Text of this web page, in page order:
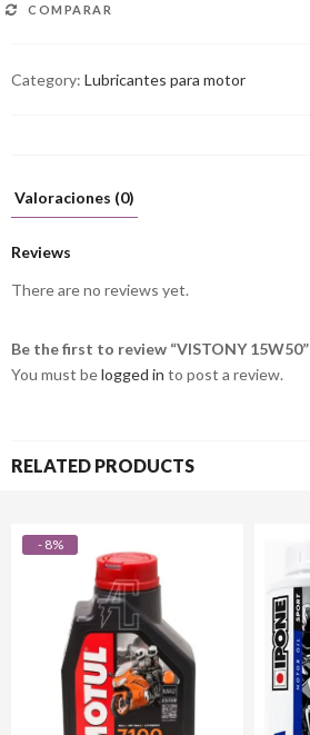
COMPARAR
Category: Lubricantes para motor
Valoraciones (0)
Reviews
There are no reviews yet.
Be the first to review “VISTONY 15W50”
You must belogged in to post a review.
RELATED PRODUCTS
- 8%